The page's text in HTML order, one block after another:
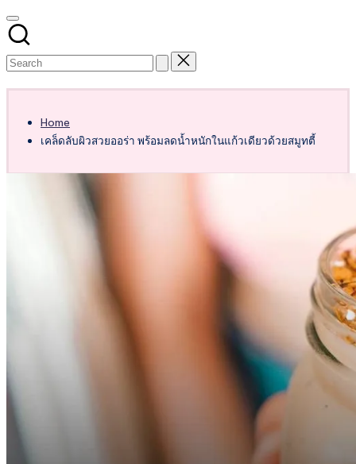
Home
เคล็ดลับผิวสวยออร่า พร้อมลดน้ำหนักในแก้วเดียวด้วยสมูทตี้